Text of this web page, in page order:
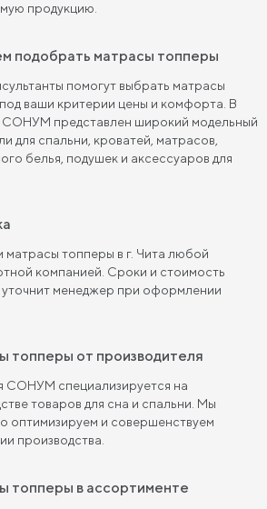
продукцию.
подобрать матрасы топперы
помогут выбрать матрасы
ваши критерии цены и комфорта. В
СОНУМ представлен широкий модельный
для спальни, кроватей, матрасов,
белья, подушек и аксессуаров для
матрасы топперы в г. Чита любой
компанией. Сроки и стоимость
уточнит менеджер при оформлении
топперы от производителя
СОНУМ специализируется на
товаров для сна и спальни. Мы
оптимизируем и совершенствуем
производства.
топперы в ассортименте